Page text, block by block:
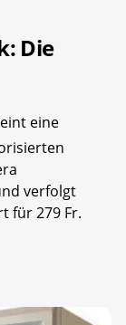
Die
eine
verfolgt
für 279 Fr.